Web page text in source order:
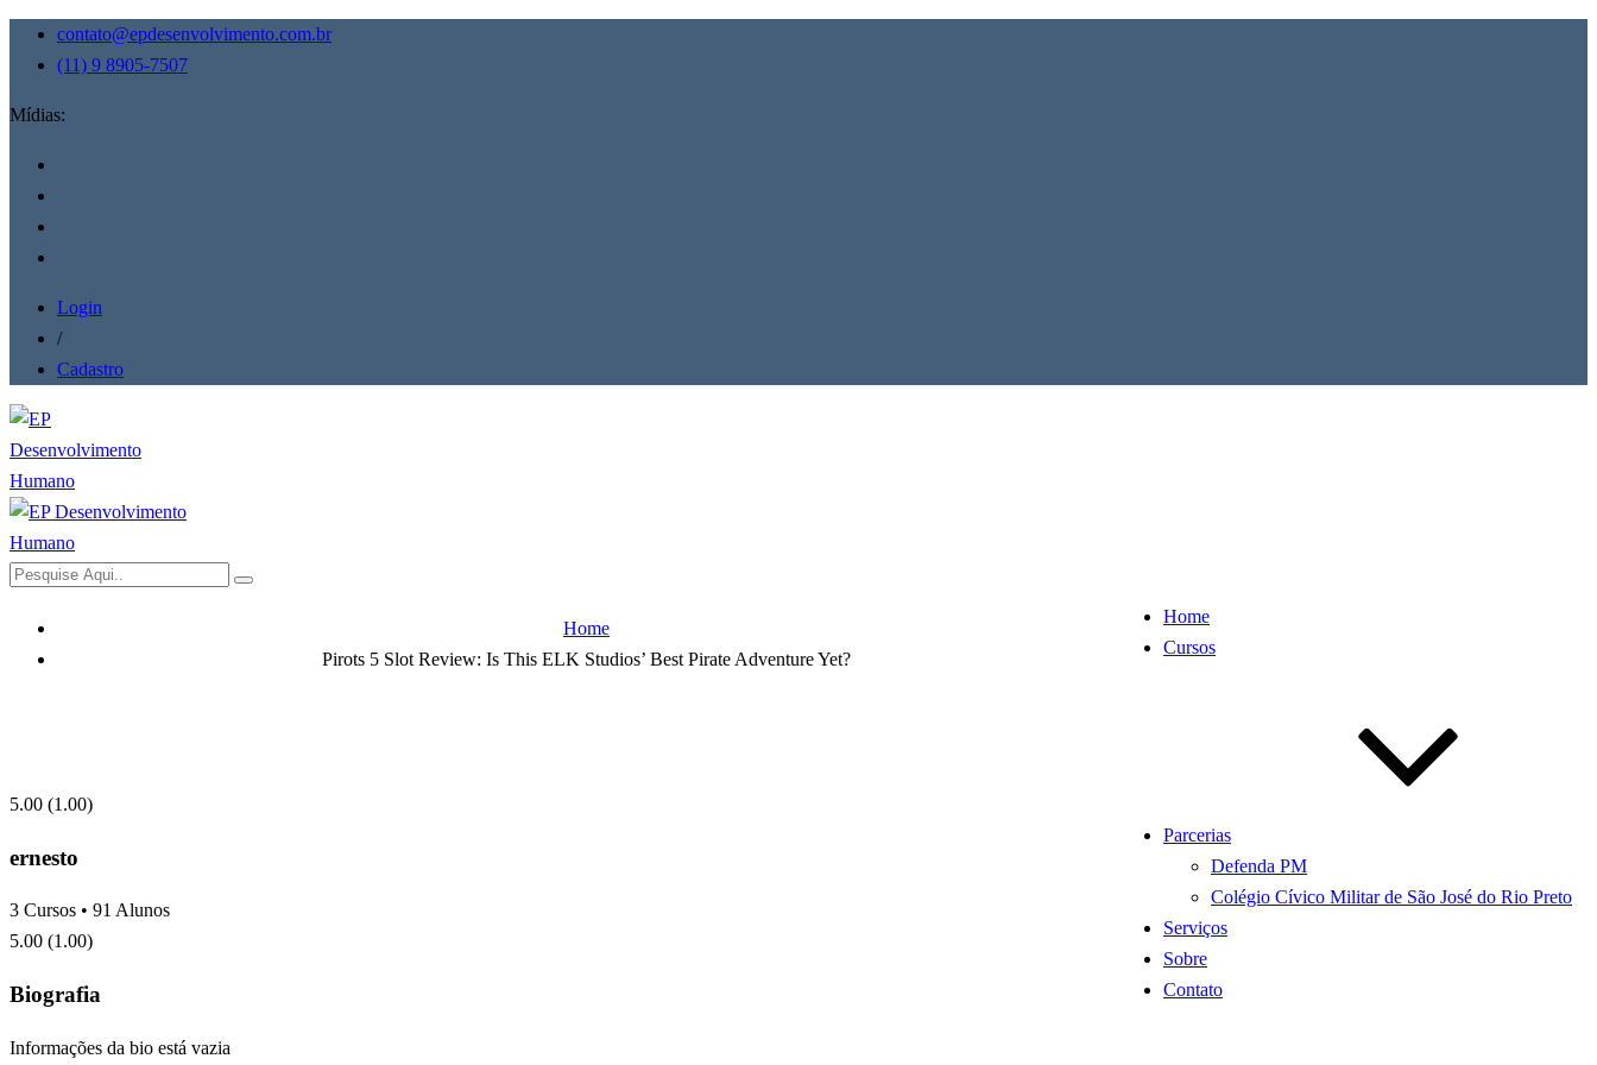
contato@epdesenvolvimento.com.br
(11) 9 8905-7507
Mídias:
Login
/
Cadastro
Home
Cursos
Parcerias
Defenda PM
Colégio Cívico Militar de São José do Rio Preto
Serviços
Sobre
Contato
Home
Pirots 5 Slot Review: Is This ELK Studios’ Best Pirate Adventure Yet?
5.00 (1.00)
ernesto
3 Cursos • 91 Alunos
5.00 (1.00)
Biografia
Informações da bio está vazia